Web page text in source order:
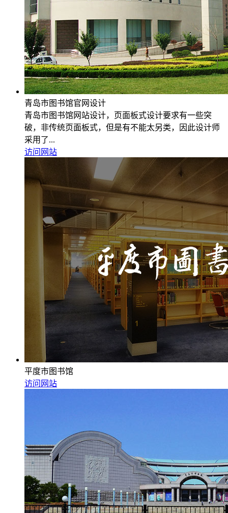
青岛市图书馆官网设计
青岛市图书馆网站设计，页面板式设计要求有一些突
破，非传统页面板式，但是有不能太另类，因此设计师
采用了...
访问网站
平度市图书馆
访问网站